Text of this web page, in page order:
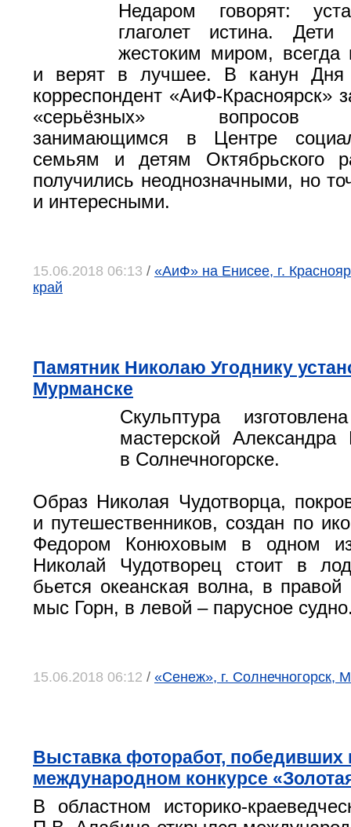
Недаром говорят:
глаголет истина.
жестоким миром, всегда
и верят в лучшее. В канун Дня
корреспондент «АиФ-Красноярск»
«серьёзных» вопросов
занимающимся в Центре
семьям и детям Октябрьского
получились неоднозначными, но
и интересными.
15.06.2018 06:13 / «АиФ» на Енисее, г.
край
Памятник Николаю Угоднику
Мурманске
Скульптура
мастерской Александра
в Солнечногорске.
Образ Николая Чудотворца,
и путешественников, создан по
Федором Конюховым в одном из
Николай Чудотворец стоит в
бьется океанская волна, в правой
мыс Горн, в левой – парусное
15.06.2018 06:12 / «Сенеж», г. Солнечногорск,
Выставка фоторабот, победивших
международном конкурсе
В областном историко-